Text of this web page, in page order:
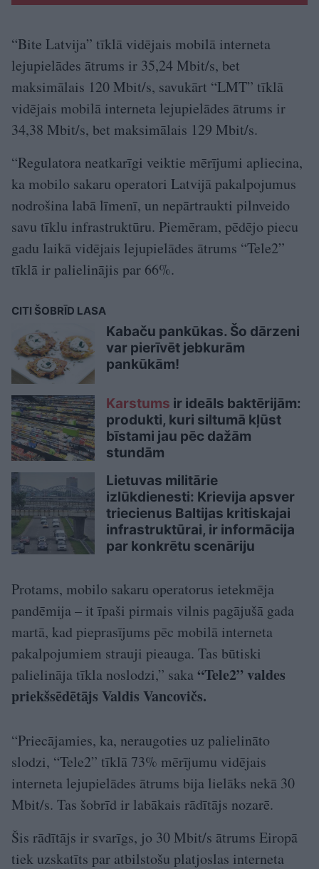
“Bite Latvija” tīklā vidējais mobilā interneta
lejupielādes ātrums ir 35,24 Mbit/s, bet
maksimālais 120 Mbit/s, savukārt “LMT” tīklā
vidējais mobilā interneta lejupielādes ātrums ir
34,38 Mbit/s, bet maksimālais 129 Mbit/s.
“Regulatora neatkarīgi veiktie mērījumi apliecina,
ka mobilo sakaru operatori Latvijā pakalpojumus
nodrošina labā līmenī, un nepārtraukti pilnveido
savu tīklu infrastruktūru. Piemēram, pēdējo piecu
gadu laikā vidējais lejupielādes ātrums “Tele2”
tīklā ir palielinājis par 66%.
CITI ŠOBRĪD LASA
Kabaču pankūkas. Šo dārzeni
var pierīvēt jebkurām
pankūkām!
Karstums ir ideāls baktērijām:
produkti, kuri siltumā kļūst
bīstami jau pēc dažām
stundām
Lietuvas militārie
izlūkdienesti: Krievija apsver
triecienus Baltijas kritiskajai
infrastruktūrai, ir informācija
par konkrētu scenāriju
Protams, mobilo sakaru operatorus ietekmēja
pandēmija – it īpaši pirmais vilnis pagājušā gada
martā, kad pieprasījums pēc mobilā interneta
pakalpojumiem strauji pieauga. Tas būtiski
palielināja tīkla noslodzi,” saka “Tele2” valdes
priekšsēdētājs Valdis Vancovičs.
“Priecājamies, ka, neraugoties uz palielināto
slodzi, “Tele2” tīklā 73% mērījumu vidējais
interneta lejupielādes ātrums bija lielāks nekā 30
Mbit/s. Tas šobrīd ir labākais rādītājs nozarē.
Šis rādītājs ir svarīgs, jo 30 Mbit/s ātrums Eiropā
tiek uzskatīts par atbilstošu platjoslas interneta